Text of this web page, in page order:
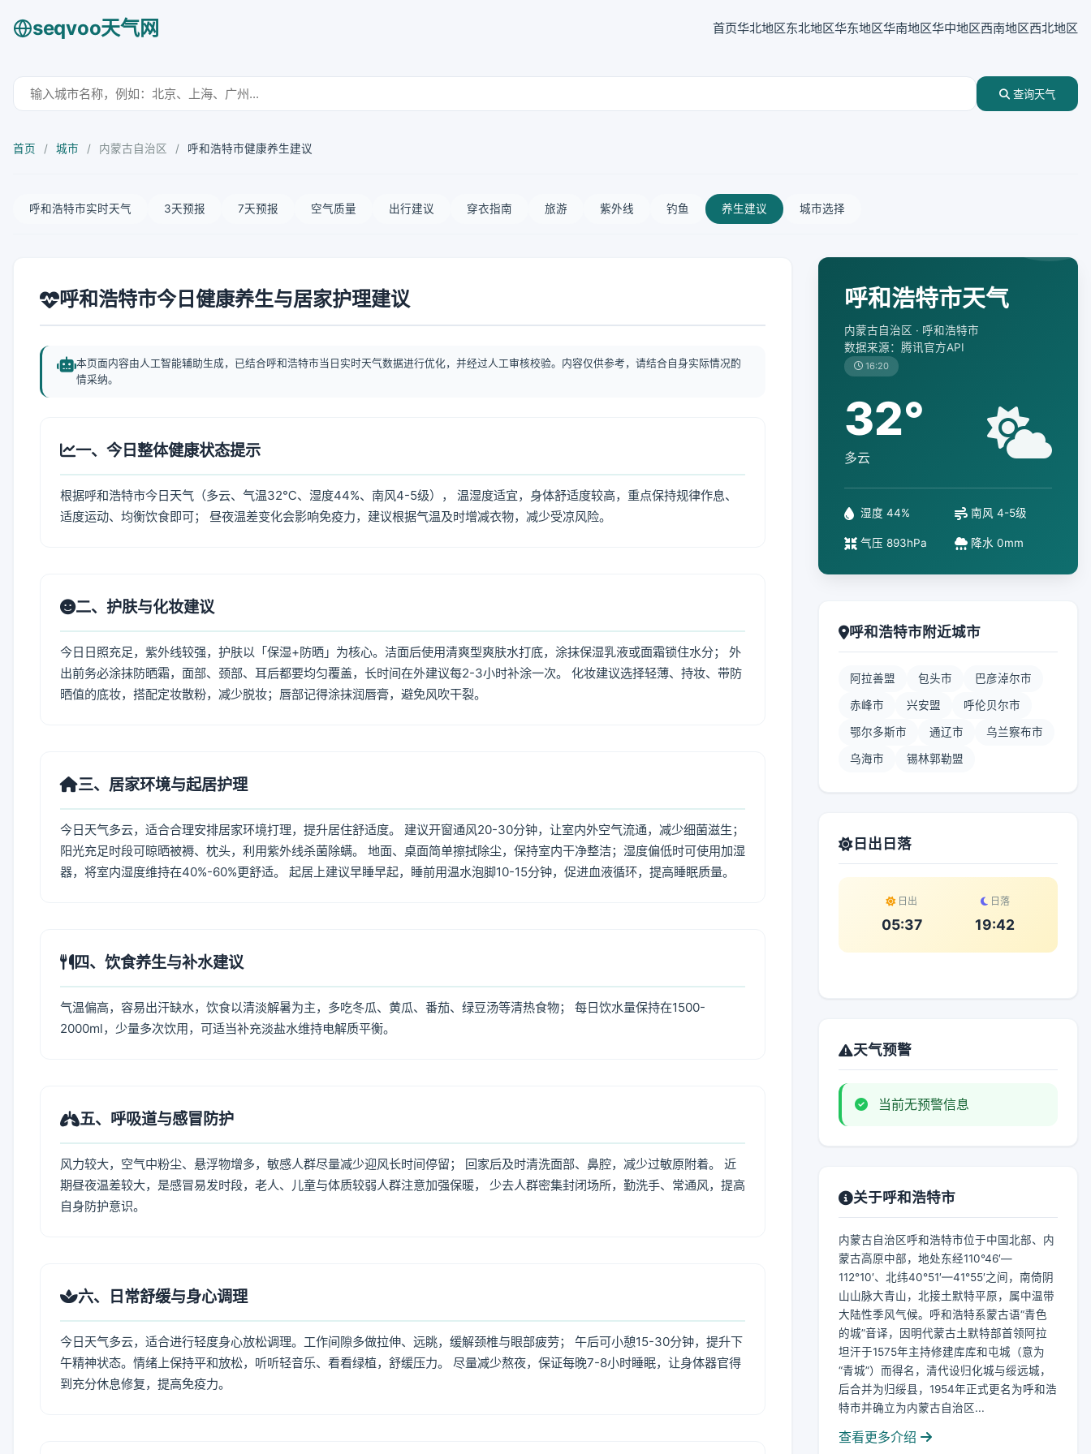
seqvoo天气网 首页华北地区东北地区华东地区华南地区华中地区西南地区西北地区
查询天气
首页 / 城市 / 内蒙古自治区 / 呼和浩特市健康养生建议
呼和浩特市实时天气 3天预报 7天预报 空气质量 出行建议 穿衣指南 旅游 紫外线 钓鱼 养生建议 城市选择
呼和浩特市今日健康养生与居家护理建议
本页面内容由人工智能辅助生成，已结合呼和浩特市当日实时天气数据进行优化，并经过人工审核校验。内容仅供参考，请结合自身实际情况酌
情采纳。
一、今日整体健康状态提示
根据呼和浩特市今日天气（多云、气温32℃、湿度44%、南风4-5级）， 温湿度适宜，身体舒适度较高，重点保持规律作息、
适度运动、均衡饮食即可； 昼夜温差变化会影响免疫力，建议根据气温及时增减衣物，减少受凉风险。
二、护肤与化妆建议
今日日照充足，紫外线较强，护肤以「保湿+防晒」为核心。洁面后使用清爽型爽肤水打底，涂抹保湿乳液或面霜锁住水分； 外
出前务必涂抹防晒霜，面部、颈部、耳后都要均匀覆盖，长时间在外建议每2-3小时补涂一次。 化妆建议选择轻薄、持妆、带防
晒值的底妆，搭配定妆散粉，减少脱妆；唇部记得涂抹润唇膏，避免风吹干裂。
三、居家环境与起居护理
今日天气多云，适合合理安排居家环境打理，提升居住舒适度。 建议开窗通风20-30分钟，让室内外空气流通，减少细菌滋生；
阳光充足时段可晾晒被褥、枕头，利用紫外线杀菌除螨。 地面、桌面简单擦拭除尘，保持室内干净整洁；湿度偏低时可使用加湿
器，将室内湿度维持在40%-60%更舒适。 起居上建议早睡早起，睡前用温水泡脚10-15分钟，促进血液循环，提高睡眠质量。
四、饮食养生与补水建议
气温偏高，容易出汗缺水，饮食以清淡解暑为主，多吃冬瓜、黄瓜、番茄、绿豆汤等清热食物； 每日饮水量保持在1500-
2000ml，少量多次饮用，可适当补充淡盐水维持电解质平衡。
五、呼吸道与感冒防护
风力较大，空气中粉尘、悬浮物增多，敏感人群尽量减少迎风长时间停留； 回家后及时清洗面部、鼻腔，减少过敏原附着。 近
期昼夜温差较大，是感冒易发时段，老人、儿童与体质较弱人群注意加强保暖， 少去人群密集封闭场所，勤洗手、常通风，提高
自身防护意识。
六、日常舒缓与身心调理
今日天气多云，适合进行轻度身心放松调理。工作间隙多做拉伸、远眺，缓解颈椎与眼部疲劳； 午后可小憩15-30分钟，提升下
午精神状态。情绪上保持平和放松，听听轻音乐、看看绿植，舒缓压力。 尽量减少熬夜，保证每晚7-8小时睡眠，让身体器官得
到充分休息修复，提高免疫力。
呼和浩特市天气
内蒙古自治区 · 呼和浩特市
数据来源：腾讯官方API
16:20
32°
多云
湿度 44% 南风 4-5级
气压 893hPa 降水 0mm
呼和浩特市附近城市
阿拉善盟 包头市 巴彦淖尔市
赤峰市 兴安盟 呼伦贝尔市
鄂尔多斯市 通辽市 乌兰察布市
乌海市 锡林郭勒盟
日出日落
日出
05:37
日落
19:42
天气预警
当前无预警信息
关于呼和浩特市
内蒙古自治区呼和浩特市位于中国北部、内
蒙古高原中部，地处东经110°46′—
112°10′、北纬40°51′—41°55′之间，南倚阴
山山脉大青山，北接土默特平原，属中温带
大陆性季风气候。呼和浩特系蒙古语“青色
的城”音译，因明代蒙古土默特部首领阿拉
坦汗于1575年主持修建库库和屯城（意为
“青城”）而得名，清代设归化城与绥远城，
后合并为归绥县，1954年正式更名为呼和浩
特市并确立为内蒙古自治区...
查看更多介绍